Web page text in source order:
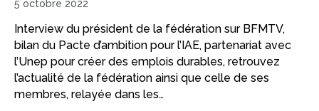
5 octobre 2022
Interview du président de la fédération sur BFMTV,
bilan du Pacte d’ambition pour l’IAE, partenariat avec
l’Unep pour créer des emplois durables, retrouvez
l’actualité de la fédération ainsi que celle de ses
membres, relayée dans les…